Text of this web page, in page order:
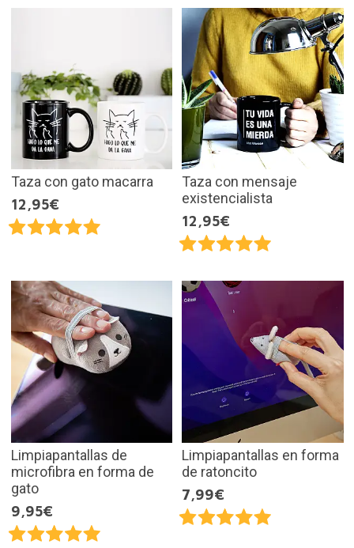
Taza con gato macarra
12,95€
Taza con mensaje
existencialista
12,95€
Limpiapantallas de
microfibra en forma de
gato
9,95€
Limpiapantallas en forma
de ratoncito
7,99€